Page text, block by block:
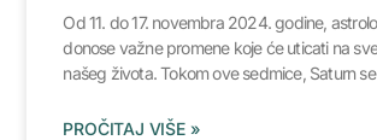
Od 11. do 17. novembra 2024. godine,
donose važne promene koje će uticati na
našeg života. Tokom ove sedmice, Saturn se
PROČITAJ VIŠE »